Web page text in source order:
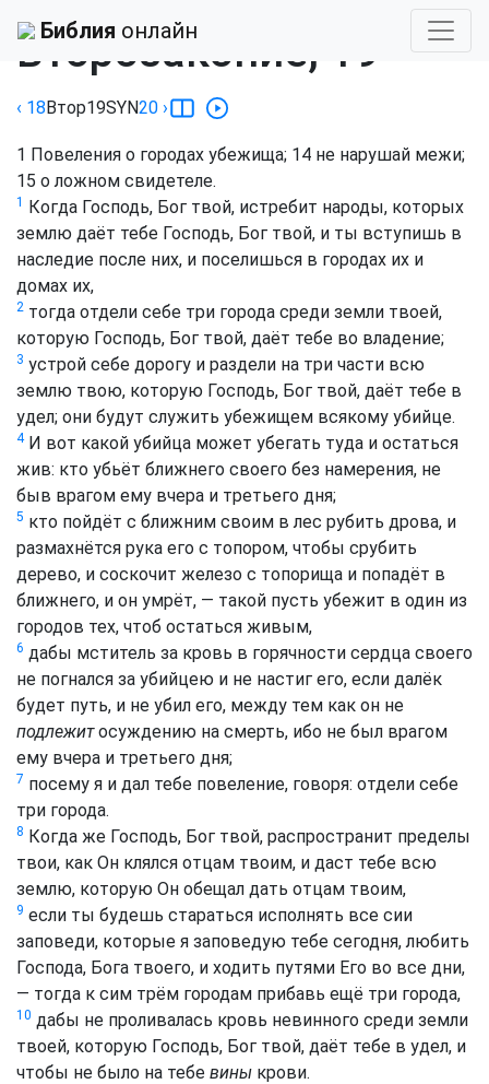
Библия онлайн
Второзаконие, 19
‹ 18Втор19SYN20 ›
1 Повеления о городах убежища; 14 не нарушай межи;
15 о ложном свидетеле.
1 Когда Господь, Бог твой, истребит народы, которых
землю даёт тебе Господь, Бог твой, и ты вступишь в
наследие после них, и поселишься в городах их и
домах их,
2 тогда отдели себе три города среди земли твоей,
которую Господь, Бог твой, даёт тебе во владение;
3 устрой себе дорогу и раздели на три части всю
землю твою, которую Господь, Бог твой, даёт тебе в
удел; они будут служить убежищем всякому убийце.
4И вот какой убийца может убегать туда и остаться
жив: кто убьёт ближнего своего без намерения, не
быв врагом ему вчера и третьего дня;
5 кто пойдёт с ближним своим в лес рубить дрова, и
размахнётся рука его с топором, чтобы срубить
дерево, и соскочит железо с топорища и попадёт в
ближнего, и он умрёт, — такой пусть убежит в один из
городов тех, чтоб остаться живым,
6 дабы мститель за кровь в горячности сердца своего
не погнался за убийцею и не настиг его, если далёк
будет путь, и не убил его, между тем как он не
подлежитосуждению на смерть, ибо не был врагом
ему вчера и третьего дня;
7 посему я и дал тебе повеление, говоря: отдели себе
три города.
8 Когда же Господь, Бог твой, распространит пределы
твои, как Он клялся отцам твоим, и даст тебе всю
землю, которую Он обещал дать отцам твоим,
9 если ты будешь стараться исполнять все сии
заповеди, которые я заповедую тебе сегодня, любить
Господа, Бога твоего, и ходить путями Его во все дни,
— тогда к сим трём городам прибавь ещё три города,
10 дабы не проливалась кровь невинного среди земли
твоей, которую Господь, Бог твой, даёт тебе в удел, и
чтобы не было на тебе вины крови.